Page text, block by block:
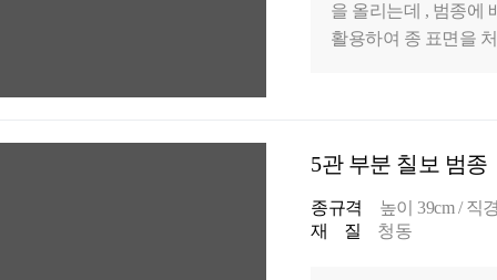
을 올리는데 , 범종에
활용하여 종 표면을
5관 부분 칠보 범종
종규격
높이 39cm / 직
재 질
청동